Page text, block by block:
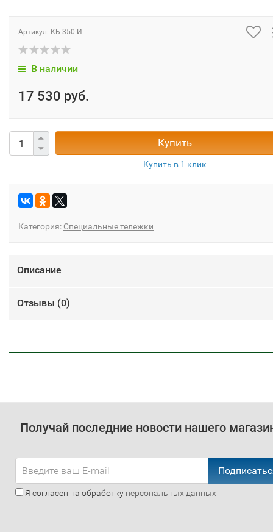
Артикул: КБ-350-И
В наличии
17 530 руб.
Купить
Категория: Специальные тележки
Описание
Отзывы (0)
Получай последние новости нашего
Я согласен на обработку персональных данных